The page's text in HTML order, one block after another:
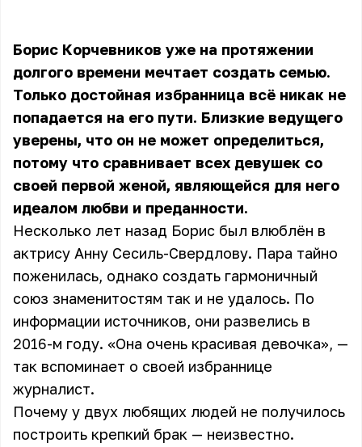
Борис Корчевников уже на протяжении
долгого времени мечтает создать семью.
Только достойная избранница всё никак не
попадается на его пути. Близкие ведущего
уверены, что он не может определиться,
потому что сравнивает всех девушек со
своей первой женой, являющейся для него
идеалом любви и преданности.
Несколько лет назад Борис был влюблён в
актрису Анну Сесиль-Свердлову. Пара тайно
поженилась, однако создать гармоничный
союз знаменитостям так и не удалось. По
информации источников, они развелись в
2016-м году. «Она очень красивая девочка», —
так вспоминает о своей избраннице
журналист.
Почему у двух любящих людей не получилось
построить крепкий брак — неизвестно.